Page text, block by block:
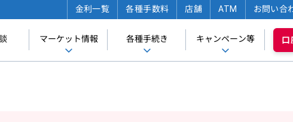
マーケット情報 各種手続き キャンペーン等 口
金利一覧 各種手数料 店舗 ATM お問い合